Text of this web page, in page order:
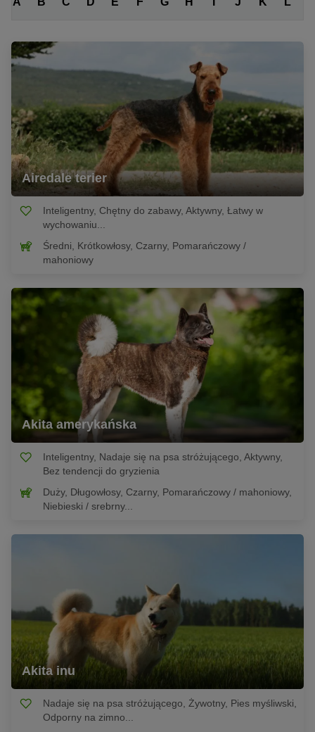
Airedale terier
Inteligentny, Chętny do zabawy, Aktywny, Łatwy w
wychowaniu...
Średni, Krótkowłosy, Czarny, Pomarańczowy /
mahoniowy
Akita amerykańska
Inteligentny, Nadaje się na psa stróżującego, Aktywny,
Bez tendencji do gryzienia
Duży, Długowłosy, Czarny, Pomarańczowy / mahoniowy,
Niebieski / srebrny...
Akita inu
Nadaje się na psa stróżującego, Żywotny, Pies myśliwski,
Odporny na zimno...